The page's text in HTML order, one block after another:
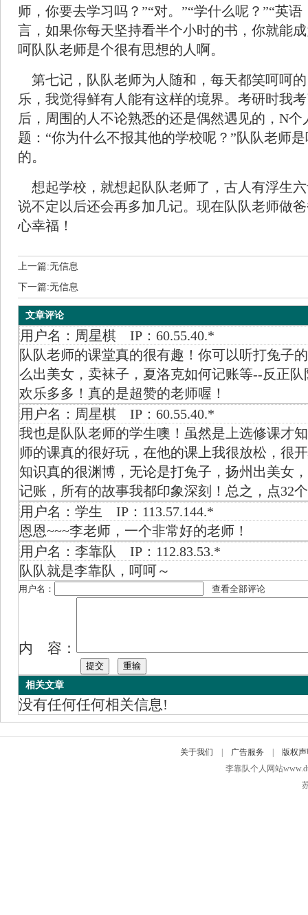
师，你要去学习吗？”“对。”“学什么呢？”“英
言，如果你每天坚持看半个小时的书，你就能
呵队队老师是个很有思想的人啊。
第七记，队队老师为人随和，每天都笑呵呵
乐，我觉得鲜有人能有这样的境界。考研时我
后，周围的人不论熟悉的还是偶然遇见的，N
题：“你为什么不报其他的学校呢？”队队老师
的。
想起学校，就想起队队老师了，古人有浮生
说不定以后还会再多加几记。现在队队老师做
心幸福！
上一篇:无信息
下一篇:无信息
文章评论
用户名：周星棋 IP：60.55.40.*
队队老师的课堂真的很有趣！你可以听打兔子
么出美女，卖袜子，夏洛克如何记账等--反正
欢乐多多！真的是超赞的老师喔！
用户名：周星棋 IP：60.55.40.*
我也是队队老师的学生噢！虽然是上选修课才
师的课真的很好玩，在他的课上我很放松，很
知识真的很渊博，无论是打兔子，扬州出美女
记账，所有的故事我都印象深刻！总之，点32
用户名：学生 IP：113.57.144.*
恩恩~~~李老师，一个非常好的老师！
用户名：李靠队 IP：112.83.53.*
队队就是李靠队，呵呵～
用户名： 查看全部评论
内 容：
相关文章
没有任何任何相关信息!
关于我们 广告服务
版权声
李靠队个人网站